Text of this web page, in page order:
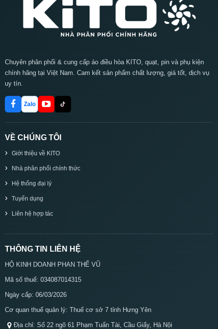
Chuyên phân phối & cung cấp áo điều hòa KITO, quạt, pin và phụ kiện
chính hãng tại Việt Nam. Cam kết sản phẩm chất lượng, giá tốt, dịch vụ
uy tín.
Zalo
VỀ CHÚNG TÔI
Giới thiệu về KITO
Nhà phân phối chính thức
Hệ thống đại lý
Tuyển dụng
Liên hệ hợp tác
THÔNG TIN LIÊN HỆ
HỘ KINH DOANH PHAN THẾ VŨ
Mã số thuế: 034087014315
Ngày cấp: 06/03/2026
Cơ quan thuế quản lý: Thuế cơ sở 7 tỉnh Hưng Yên
Địa chỉ: Số 22 ngõ 61 Phạm Tuấn Tài, Cầu Giấy, Hà Nội